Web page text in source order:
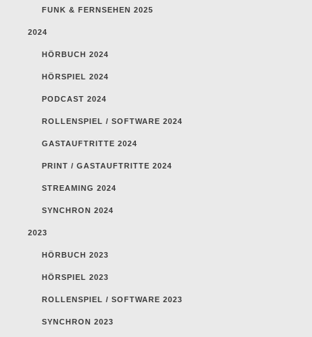
FUNK & FERNSEHEN 2025
2024
HÖRBUCH 2024
HÖRSPIEL 2024
PODCAST 2024
ROLLENSPIEL / SOFTWARE 2024
GASTAUFTRITTE 2024
PRINT / GASTAUFTRITTE 2024
STREAMING 2024
SYNCHRON 2024
2023
HÖRBUCH 2023
HÖRSPIEL 2023
ROLLENSPIEL / SOFTWARE 2023
SYNCHRON 2023